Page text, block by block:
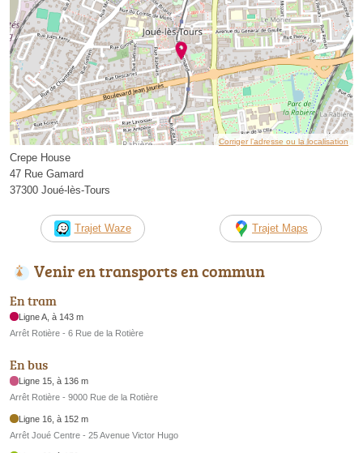
Corriger l’adresse ou la localisation
Crepe House
47 Rue Gamard
37300 Joué-lès-Tours
Trajet Waze Trajet Maps
Venir en transports en commun
En tram
Ligne A, à 143 m
Arrêt Rotière - 6 Rue de la Rotière
En bus
Ligne 15, à 136 m
Arrêt Rotière - 9000 Rue de la Rotière
Ligne 16, à 152 m
Arrêt Joué Centre - 25 Avenue Victor Hugo